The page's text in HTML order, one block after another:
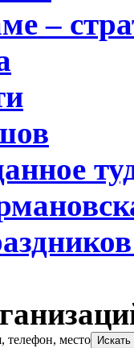
–
телефон, место